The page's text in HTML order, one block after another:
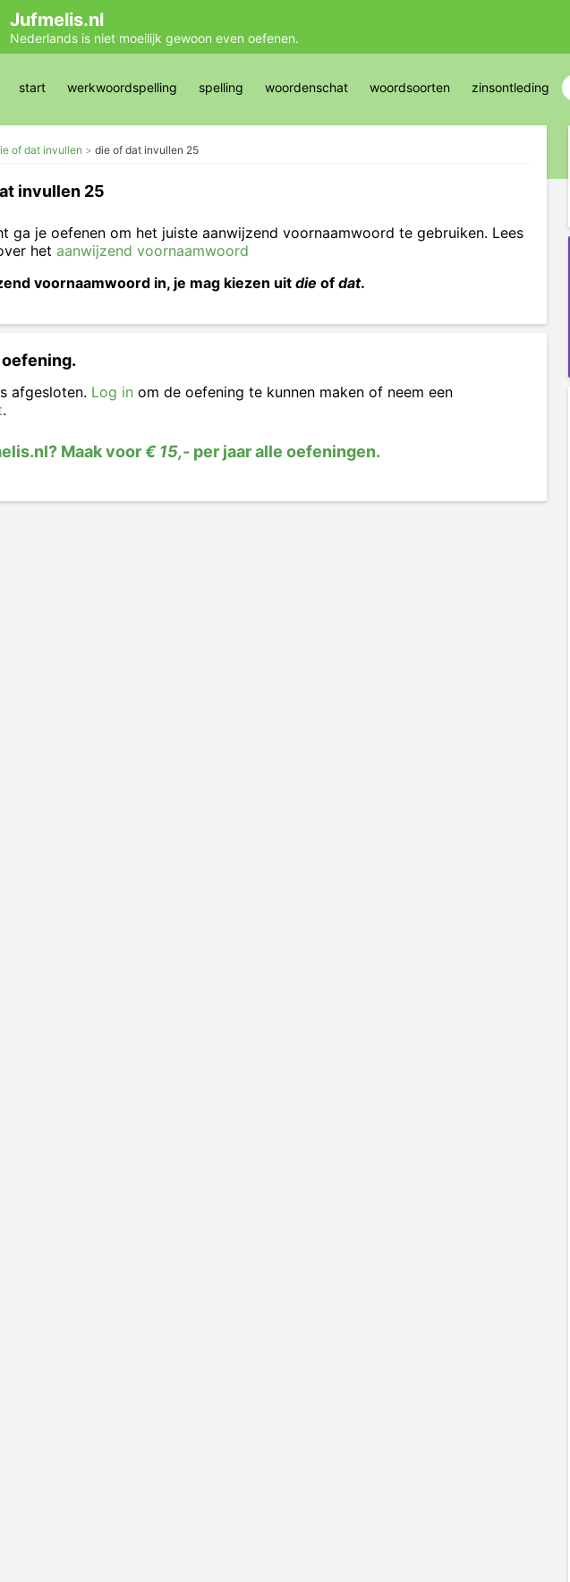
Jufmelis.nl
Nederlands is niet moeilijk gewoon even oefenen.
start werkwoordspelling spelling woordenschat woordsoorten zinsontleding
of dat invullen die of dat invullen 25
invullen 25
ga je oefenen om het juiste aanwijzend voornaamwoord te gebruiken. Lees
het aanwijzend voornaamwoord
voornaamwoord in, je mag kiezen uit die of dat.
afgesloten. Log in om de oefening te kunnen maken of neem een
.
Maak voor€ 15,- per jaar alle oefeningen.